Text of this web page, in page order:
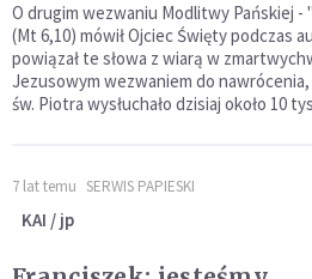
O drugim wezwaniu Modlitwy Pańskiej
(Mt 6,10) mówił Ojciec Święty podczas
powiązał te słowa z wiarą w
Jezusowym wezwaniem do
św. Piotra wysłuchało dzisiaj około 10
7 lat temu SERWIS PAPIESKI
KAI / jp